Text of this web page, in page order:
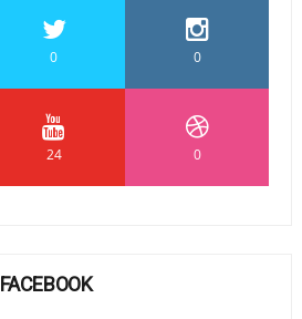
0 0
24 0
FACEBOOK